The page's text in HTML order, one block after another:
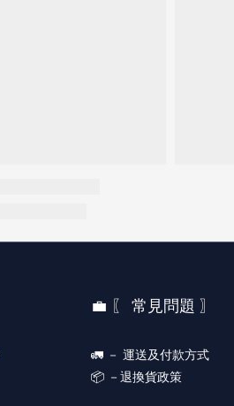
💼 〖 常見問題 〗
🚛 － 運送及付款方式
📦 － 退換貨政策